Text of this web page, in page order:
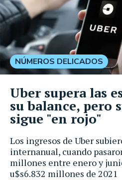
Los ingresos de Uber
internanual, cuando
millones entre enero y
u$s6.832 millones de 2021
NÚMEROS DELICADOS
Uber supera las
su balance, pero
sigue "en rojo"